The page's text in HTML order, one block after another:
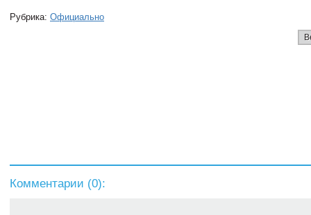
Рубрика: Официально
Комментарии (0):